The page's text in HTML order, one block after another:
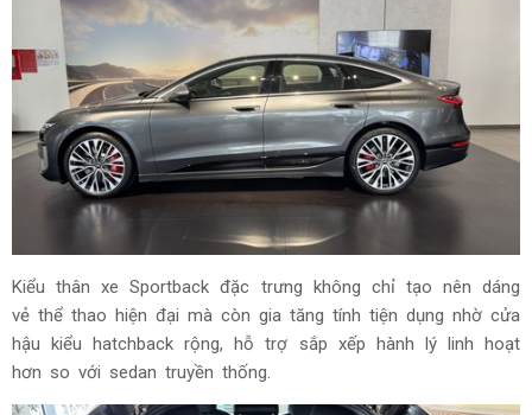
Kiểu thân xe Sportback đặc trưng không chỉ tạo nên dáng
vẻ thể thao hiện đại mà còn gia tăng tính tiện dụng nhờ cửa
hậu kiểu hatchback rộng, hỗ trợ sắp xếp hành lý linh hoạt
hơn so với sedan truyền thống.